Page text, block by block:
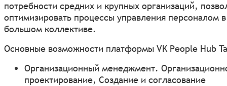
потребности средних и крупных организаций,
оптимизировать процессы управления персоналом в
большом коллективе.
Основные возможности платформы VK People Hub
Организационный менеджмент.
проектирование, Создание и согласование